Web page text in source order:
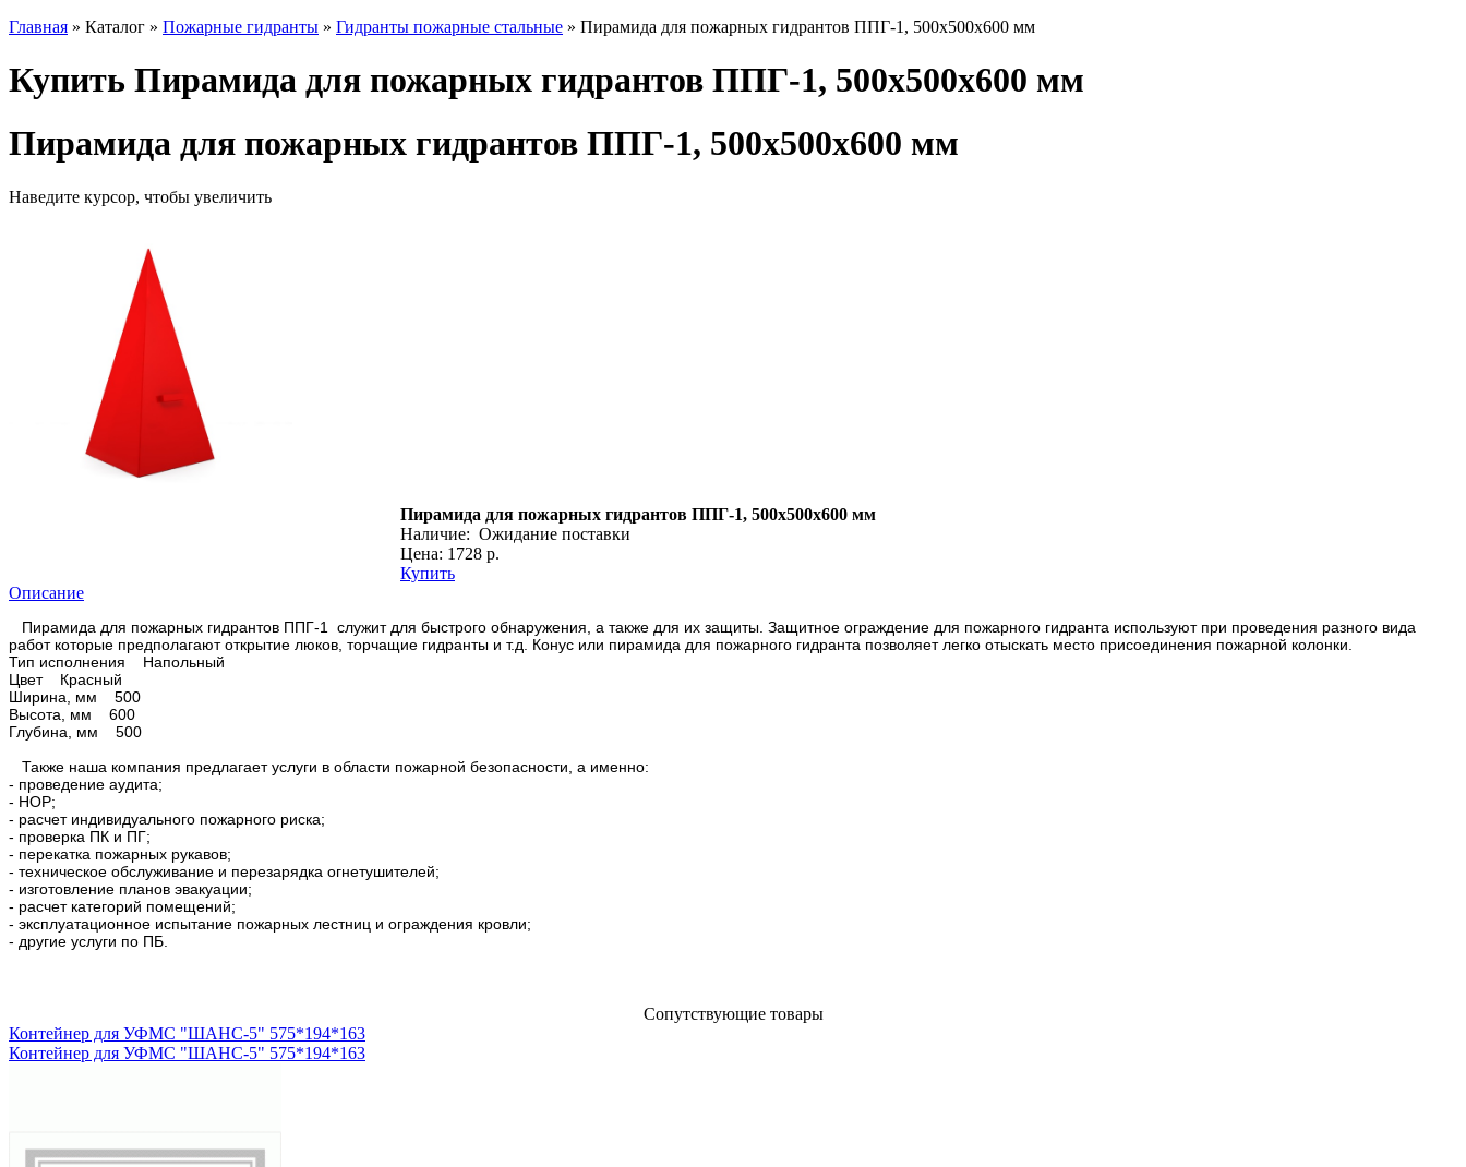
Главная » Каталог » Пожарные гидранты » Гидранты пожарные стальные » Пирамида для пожарных гидрантов ППГ-1, 500х500х600 мм
Купить Пирамида для пожарных гидрантов ППГ-1, 500х500х600 мм
Пирамида для пожарных гидрантов ППГ-1, 500х500х600 мм
Наведите курсор, чтобы увеличить
Пирамида для пожарных гидрантов ППГ-1, 500х500х600 мм
Наличие: Ожидание поставки
Цена: 1728 р.
Купить
Описание
Пирамида для пожарных гидрантов ППГ-1 служит для быстрого обнаружения, а также для их защиты. Защитное ограждение для пожарного гидранта используют при проведения разного вида
работ которые предполагают открытие люков, торчащие гидранты и т.д. Конус или пирамида для пожарного гидранта позволяет легко отыскать место присоединения пожарной колонки.
Тип исполнения Напольный
Цвет Красный
Ширина, мм 500
Высота, мм 600
Глубина, мм 500
Также наша компания предлагает услуги в области пожарной безопасности, а именно:
- проведение аудита;
- НОР;
- расчет индивидуального пожарного риска;
- проверка ПК и ПГ;
- перекатка пожарных рукавов;
- техническое обслуживание и перезарядка огнетушителей;
- изготовление планов эвакуации;
- расчет категорий помещений;
- эксплуатационное испытание пожарных лестниц и ограждения кровли;
- другие услуги по ПБ.
Сопутствующие товары
Контейнер для УФМС "ШАНС-5" 575*194*163
Контейнер для УФМС "ШАНС-5" 575*194*163